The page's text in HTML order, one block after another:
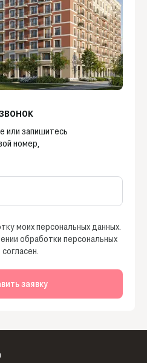
или запишитесь
номер,
моих персональных данных.
обработки персональных
заявку